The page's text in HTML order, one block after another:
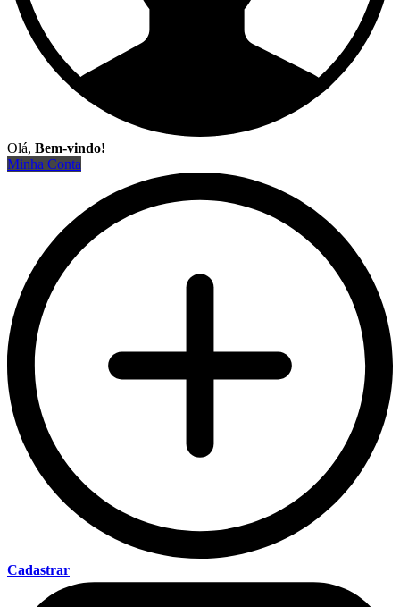
Olá, Bem-vindo!
Minha Conta
Cadastrar